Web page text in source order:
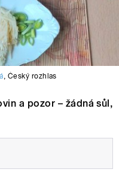
, Český rozhlas
a pozor – žádná sůl,